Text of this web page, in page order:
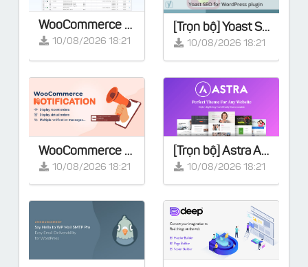
WooCommerce Smart Manager Pro v8.95.0
10/08/2026 18:21
[Trọn bộ] Yoast SEO Premium v28.2 - Full Extensions
10/08/2026 18:21
WooCommerce Notification | Boost Your Sales - Live Feed Sales - Recent Sales Popup - Upsells
10/08/2026 18:21
[Trọn bộ] Astra Agency Bundle - Lifetime
10/08/2026 18:21